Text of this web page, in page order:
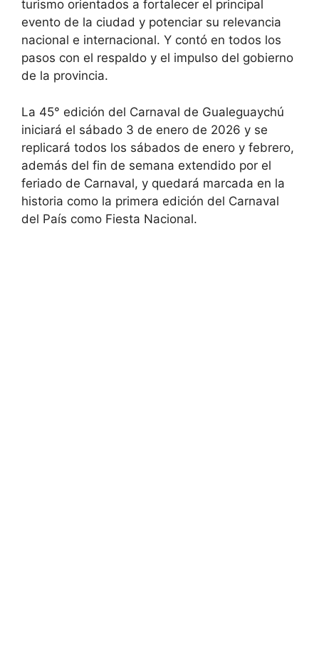
turismo orientados a fortalecer el principal
evento de la ciudad y potenciar su relevancia
nacional e internacional. Y contó en todos los
pasos con el respaldo y el impulso del gobierno
de la provincia.
La 45° edición del Carnaval de Gualeguaychú
iniciará el sábado 3 de enero de 2026 y se
replicará todos los sábados de enero y febrero,
además del fin de semana extendido por el
feriado de Carnaval, y quedará marcada en la
historia como la primera edición del Carnaval
del País como Fiesta Nacional.